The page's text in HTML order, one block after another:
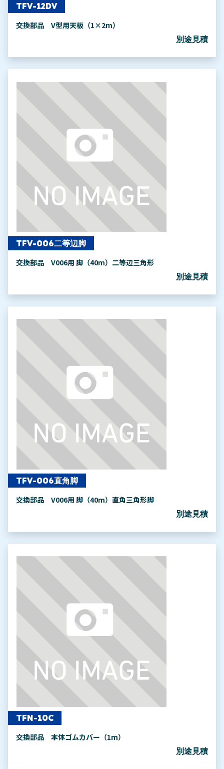
TFV-12DV
交換部品 V型用天板（1×2m）
別途見積
TFV-006二等辺脚
交換部品 V006用 脚（40m）二等辺三角形
別途見積
TFV-006直角脚
交換部品 V006用 脚（40m）直角三角形脚
別途見積
TFN-10C
交換部品 本体ゴムカバー（1m）
別途見積